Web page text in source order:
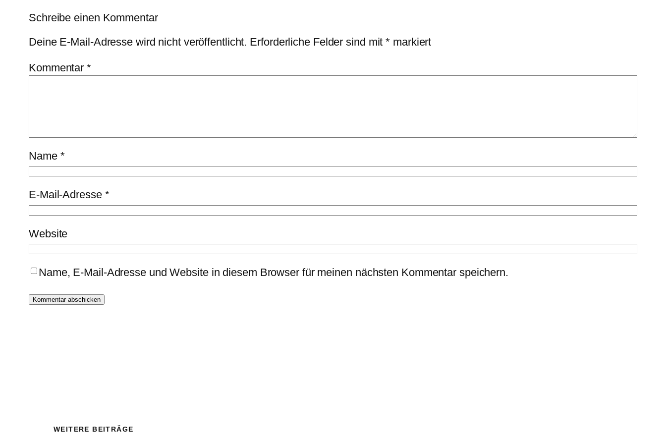
Schreibe einen Kommentar
Deine E-Mail-Adresse wird nicht veröffentlicht. Erforderliche Felder sind mit* markiert
Kommentar*
Name *
E-Mail-Adresse *
Website
Name, E-Mail-Adresse und Website in diesem Browser für meinen nächsten Kommentar speichern.
WEITERE BEITRÄGE